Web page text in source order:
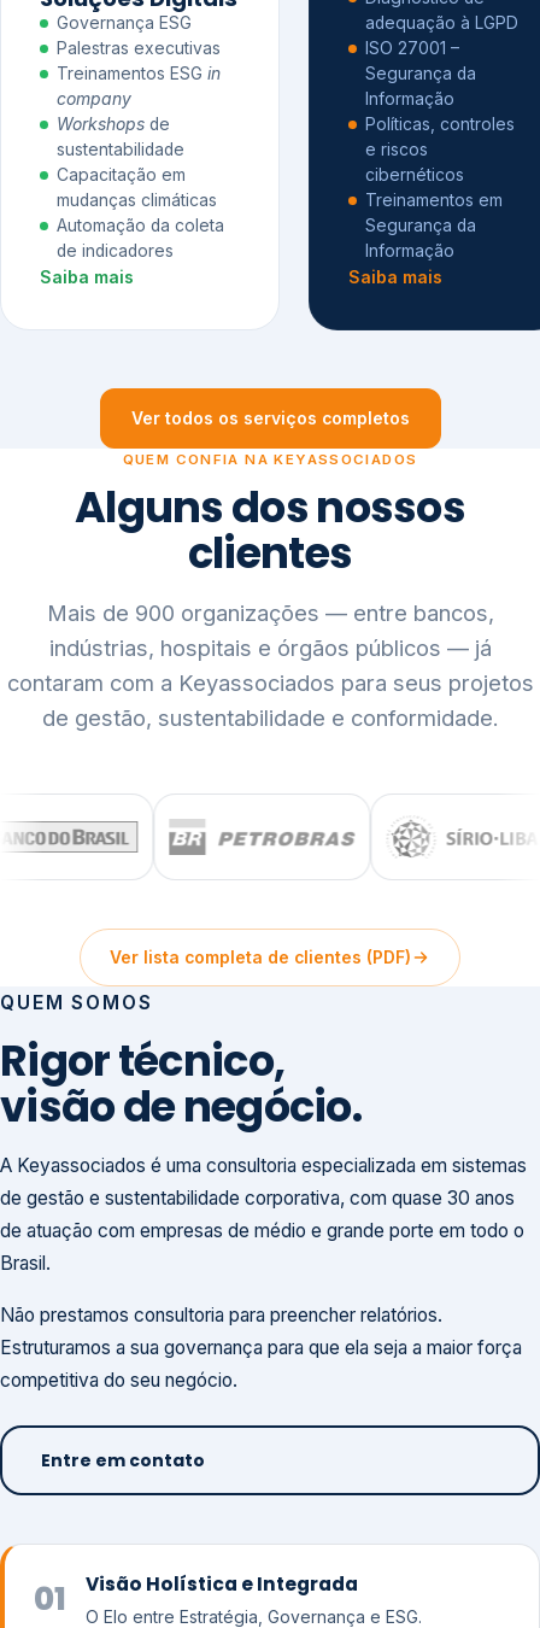
Governança ESG
Palestras executivas
Treinamentos ESG in
company
Workshops de
sustentabilidade
Capacitação em
mudanças climáticas
Automação da coleta
de indicadores
Saiba mais
adequação à LGPD
ISO 27001 –
Segurança da
Informação
Políticas, controles
e riscos
cibernéticos
Treinamentos em
Segurança da
Informação
Saiba mais
Ver todos os serviços completos
QUEM CONFIA NA KEYASSOCIADOS
Alguns dos nossos
clientes
Mais de 900 organizações — entre bancos,
indústrias, hospitais e órgãos públicos — já
contaram com a Keyassociados para seus projetos
de gestão, sustentabilidade e conformidade.
Ver lista completa de clientes (PDF)
QUEM SOMOS
Rigor técnico,
visão de negócio.
A Keyassociados é uma consultoria especializada em sistemas
de gestão e sustentabilidade corporativa, com quase 30 anos
de atuação com empresas de médio e grande porte em todo o
Brasil.
Não prestamos consultoria para preencher relatórios.
Estruturamos a sua governança para que ela seja a maior força
competitiva do seu negócio.
Entre em contato
01 Visão Holística e Integrada
O Elo entre Estratégia, Governança e ESG.